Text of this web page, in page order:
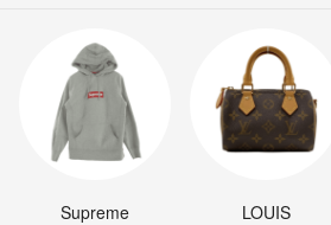
Supreme
LOUIS